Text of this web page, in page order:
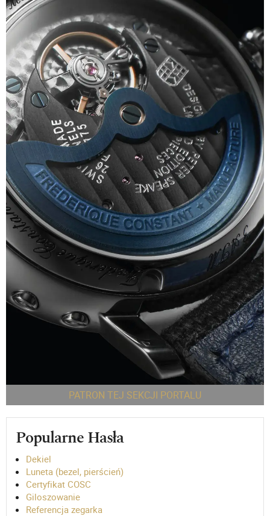
PATRON TEJ SEKCJI PORTALU
Popularne Hasła
Dekiel
Luneta (bezel, pierścień)
Certyfikat COSC
Giloszowanie
Referencja zegarka